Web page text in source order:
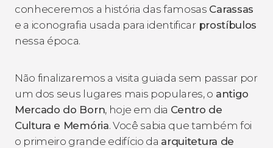
conheceremos a história das famosas Carassas
e a iconografia usada para identificar prostíbulos
nessa época.
Não finalizaremos a visita guiada sem passar por
um dos seus lugares mais populares, o antigo
Mercado do Born, hoje em dia Centro de
Cultura e Memória. Você sabia que também foi
o primeiro grande edifício da arquitetura de